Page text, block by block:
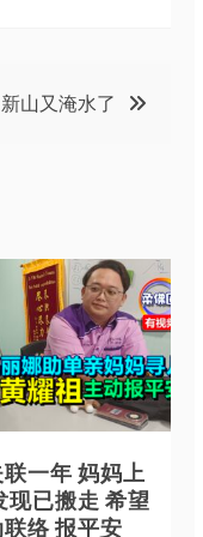
山又淹水了
一年 妈妈上
现已搬走 希望
络 报平安